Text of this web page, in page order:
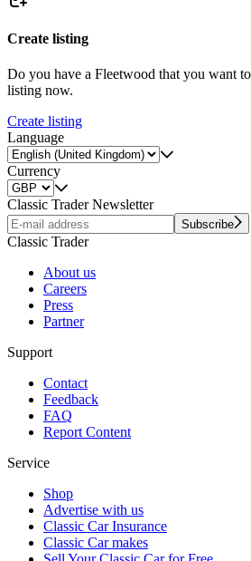
Create listing
Do you have a Fleetwood that you want
listing now.
Create listing
Language
Currency
Classic Trader Newsletter
Subscribe
Classic Trader
About us
Careers
Press
Partner
Support
Contact
Feedback
FAQ
Report Content
Service
Shop
Advertise with us
Classic Car Insurance
Classic Car makes